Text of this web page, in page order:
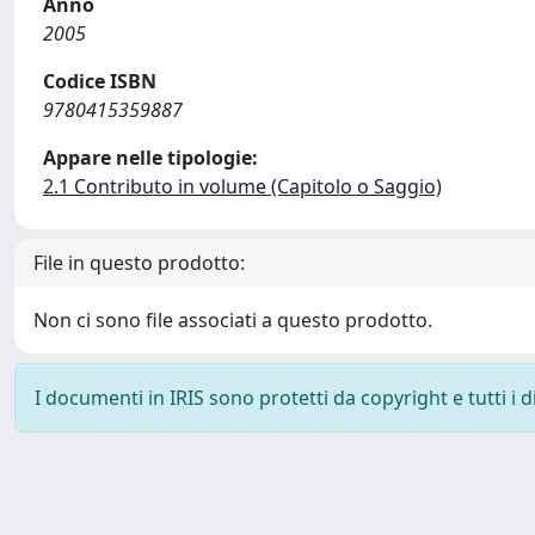
2005
Codice ISBN
9780415359887
Appare nelle tipologie:
2.1 Contributo in volume (Capitolo o Saggio)
File in questo prodotto:
Non ci sono file associati a questo prodotto.
I documenti in IRIS sono protetti da copyright e tutti i